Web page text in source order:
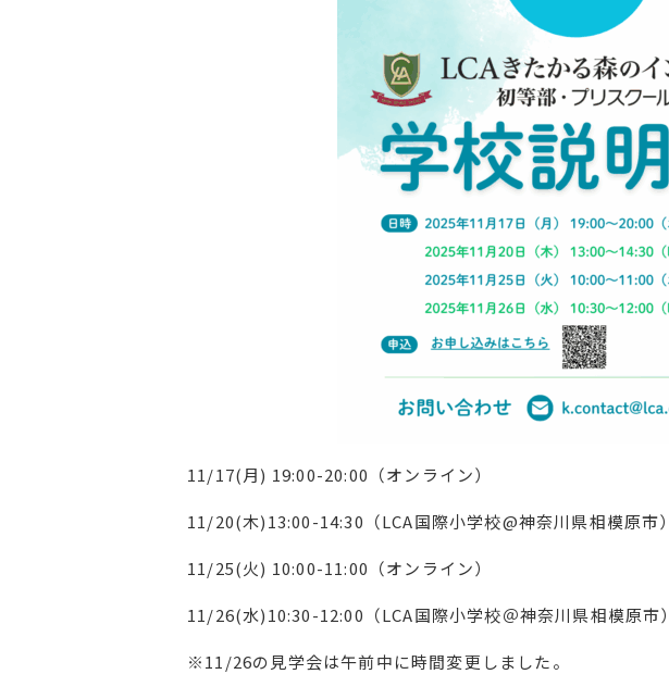
11/17(月) 19:00-20:00（オンライン）
11/20(木)13:00-14:30（LCA国際小学校@神奈川県相模原市）
11/25(火) 10:00-11:00（オンライン）
11/26(水)10:30-12:00（LCA国際小学校＠神奈川県相模原市）
※11/26の見学会は午前中に時間変更しました。